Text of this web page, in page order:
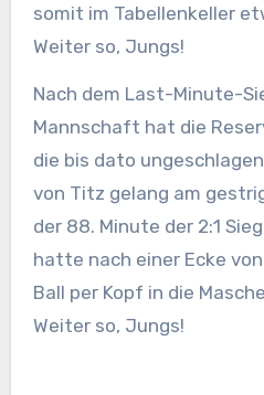
somit im Tabellenkeller
Weiter so, Jungs!
Nach dem Last-Minute-
Mannschaft hat die
die bis dato
von Titz gelang am
der 88. Minute der 2:1
hatte nach einer Ecke
Ball per Kopf in die
Weiter so, Jungs!